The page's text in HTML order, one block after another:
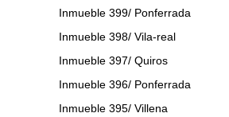
Inmueble 399/ Ponferrada
Inmueble 398/ Vila-real
Inmueble 397/ Quiros
Inmueble 396/ Ponferrada
Inmueble 395/ Villena